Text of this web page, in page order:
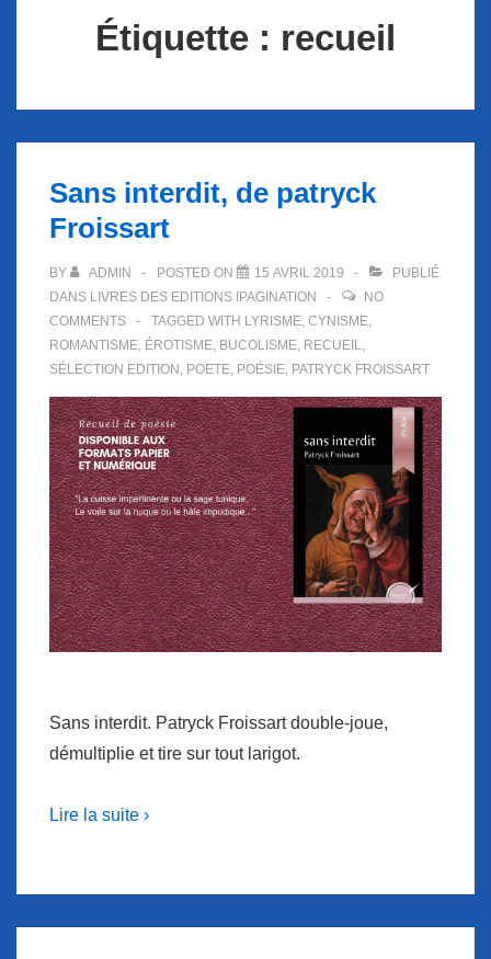
Étiquette : recueil
Sans interdit, de patryck
Froissart
BY ADMIN POSTED ON 15 AVRIL 2019
PUBLIÉ
DANS LIVRES DES EDITIONS IPAGINATION
NO
COMMENTS
TAGGED WITH LYRISME, CYNISME,
ROMANTISME, ÉROTISME, BUCOLISME, RECUEIL,
SÉLECTION EDITION , POETE, POÉSIE, PATRYCK FROISSART
Sans interdit. Patryck Froissart double-joue,
démultiplie et tire sur tout larigot.
Lire la suite ›